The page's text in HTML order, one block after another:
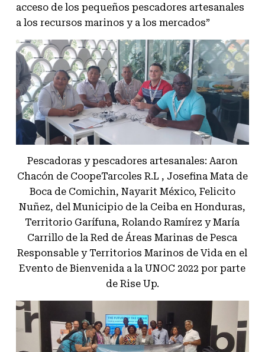
acceso de los pequeños pescadores artesanales
a los recursos marinos y a los mercados”
Pescadoras y pescadores artesanales: Aaron
Chacón de CoopeTarcoles R.L , Josefina Mata de
Boca de Comichin, Nayarit México, Felicito
Nuñez, del Municipio de la Ceiba en Honduras,
Territorio Garífuna, Rolando Ramírez y María
Carrillo de la Red de Áreas Marinas de Pesca
Responsable y Territorios Marinos de Vida en el
Evento de Bienvenida a la UNOC 2022 por parte
de Rise Up.